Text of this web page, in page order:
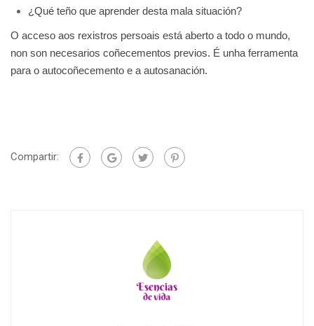
¿Qué teño que aprender desta mala situación?
O acceso aos rexistros persoais está aberto a todo o mundo,
non son necesarios coñecementos previos. É unha ferramenta
para o autocoñecemento e a autosanación.
Compartir: